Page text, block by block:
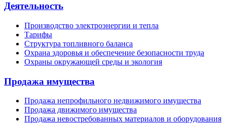
Деятельность
Производство электроэнергии и тепла
Тарифы
Структура топливного баланса
Охрана здоровья и обеспечение безопасности труда
Охраны окружающей среды и экология
Продажа имущества
Продажа непрофильного недвижимого имущества
Продажа движимого имущества
Продажа невостребованных материалов и оборудования